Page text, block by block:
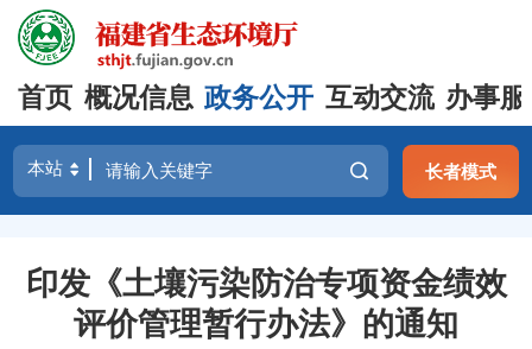
首页 概况信息 政务公开 互动交流 办事
长者模式
印发《土壤污染防治专项资金绩效
评价管理暂行办法》的通知